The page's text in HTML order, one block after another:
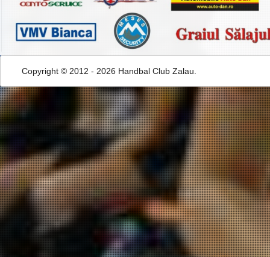
Copyright © 2012 - 2026 Handbal Club Zalau.